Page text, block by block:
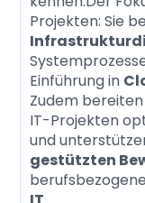
Projekten: Sie
Einführung in
Zudem
IT-Projekten
und
gestützten